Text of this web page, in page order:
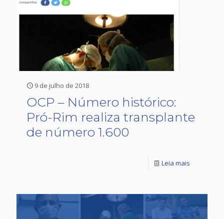
9 de julho de 2018
OCP – Número histórico:
Pró-Rim realiza transplante
de número 1.600
Leia mais